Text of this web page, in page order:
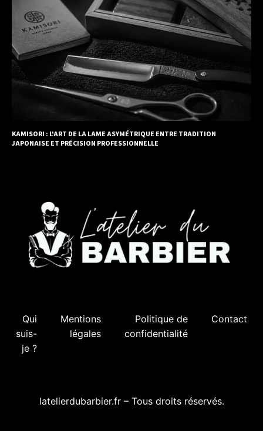
KAMISORI : L'ART DE LA LAME ASYMÉTRIQUE ENTRE TRADITION
JAPONAISE ET PRÉCISION PROFESSIONNELLE
Qui
suis-
je ?
Mentions
légales
Politique de
confidentialité
Contact
latelierdubarbier.fr – Tous droits réservés.